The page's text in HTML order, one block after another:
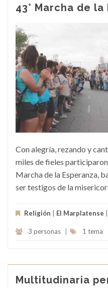
43° Marcha de la
Con alegría, rezando y
miles de fieles
Marcha de la Esperanza,
ser testigos de la
Religión El Marplatense
3 personas 1 tema
Multitudinaria